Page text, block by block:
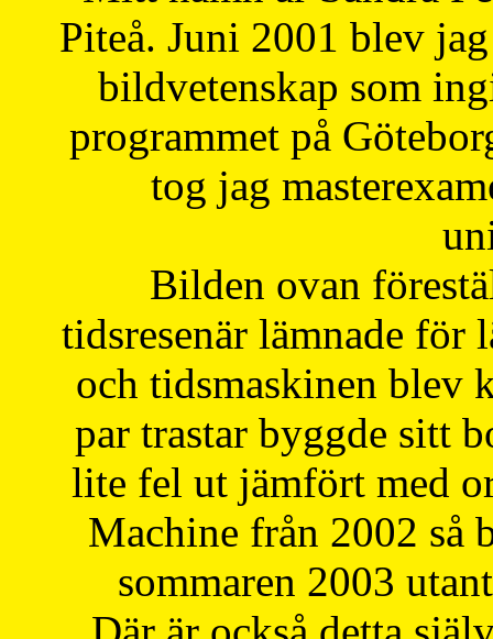
Piteå. Juni 2001 blev
bildvetenskap som
programmet på
tog jag
Bilden ovan
tidsresenär lämnade för
och tidsmaskinen blev
par trastar byggde sitt
lite fel ut jämfört med
Machine från 2002 så
sommaren 2003